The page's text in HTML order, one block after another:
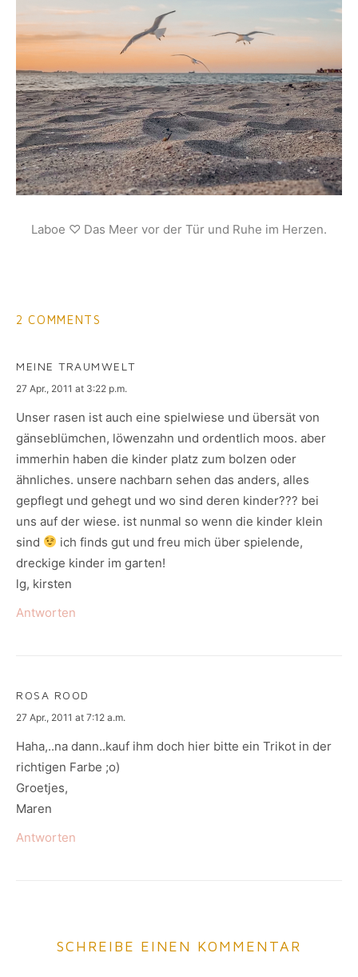
Laboe ♡ Das Meer vor der Tür und Ruhe im Herzen.
2 COMMENTS
MEINE TRAUMWELT
says:
27 Apr., 2011 at 3:22 p.m.
Unser rasen ist auch eine spielwiese und übersät von
gänseblümchen, löwenzahn und ordentlich moos. aber
immerhin haben die kinder platz zum bolzen oder
ähnliches. unsere nachbarn sehen das anders, alles
gepflegt und gehegt und wo sind deren kinder??? bei
uns auf der wiese. ist nunmal so wenn die kinder klein
sind
ich finds gut und freu mich über spielende,
dreckige kinder im garten!
lg, kirsten
Antworten
ROSA ROOD
says:
27 Apr., 2011 at 7:12 a.m.
Haha,..na dann..kauf ihm doch hier bitte ein Trikot in der
richtigen Farbe ;o)
Groetjes,
Maren
Antworten
SCHREIBE EINEN KOMMENTAR